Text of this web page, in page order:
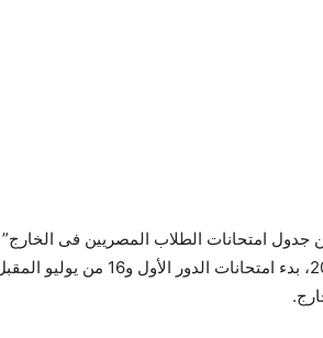
جدول امتحانات الطلاب المصريين فى الخارج”
حددت الوزارة السبت 2 من إبريل 2016،